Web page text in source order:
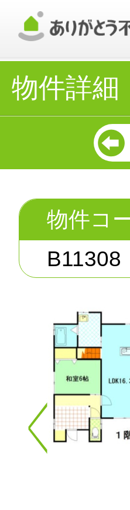
物件詳細
物件コ
B11308